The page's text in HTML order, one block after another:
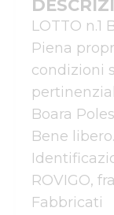
LOTTO n.1
Piena
condizioni
Boara
Bene libero.
ROVIGO,
Fabbricati